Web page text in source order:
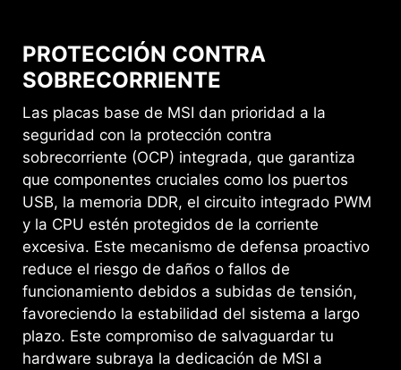
PROTECCIÓN CONTRA
SOBRECORRIENTE
Las placas base de MSI dan prioridad a la
seguridad con la protección contra
sobrecorriente (OCP) integrada, que garantiza
que componentes cruciales como los puertos
USB, la memoria DDR, el circuito integrado PWM
y la CPU estén protegidos de la corriente
excesiva. Este mecanismo de defensa proactivo
reduce el riesgo de daños o fallos de
funcionamiento debidos a subidas de tensión,
favoreciendo la estabilidad del sistema a largo
plazo. Este compromiso de salvaguardar tu
hardware subraya la dedicación de MSI a